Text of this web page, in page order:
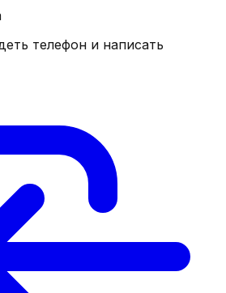
телефон и написать